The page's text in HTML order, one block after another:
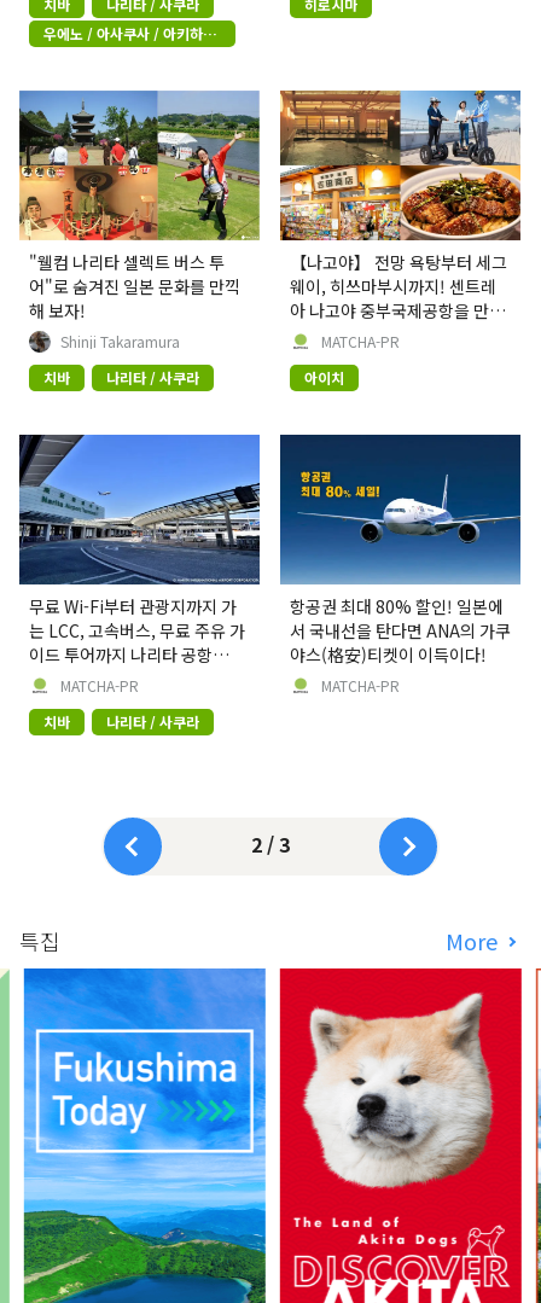
치바
나리타 / 사쿠라
우에노 / 아사쿠사 / 아키하바
라
히로시마
"웰컴 나리타 셀렉트 버스 투
어"로 숨겨진 일본 문화를 만끽
해 보자!
Shinji Takaramura
치바
나리타 / 사쿠라
【나고야】 전망 욕탕부터 세그
웨이, 히쓰마부시까지! 센트레
아 나고야 중부국제공항을 만끽
해 보자MATCHA-PR
아이치
무료 Wi-Fi부터 관광지까지 가
는 LCC, 고속버스, 무료 주유 가
이드 투어까지 나리타 공항
100% 활용하는 법!
MATCHA-PR
치바
나리타 / 사쿠라
항공권 최대 80% 할인! 일본에
서 국내선을 탄다면 ANA의 가쿠
야스(格安)티켓이 이득이다!
MATCHA-PR
2 / 3
특집 More